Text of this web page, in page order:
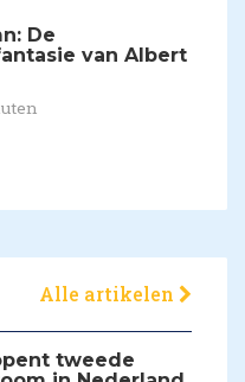
De
van Albert
Alle artikelen
tweede